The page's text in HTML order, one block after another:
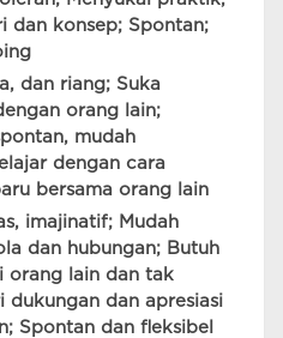
dan konsep; Spontan;
dan riang; Suka
orang lain;
mudah
dengan cara
bersama orang lain
imajinatif; Mudah
dan hubungan; Butuh
orang lain dan tak
dukungan dan apresiasi
Spontan dan fleksibel